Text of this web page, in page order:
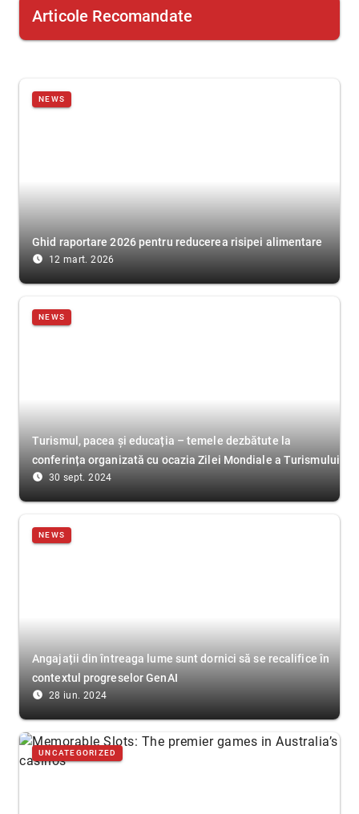
Articole Recomandate
NEWS
Ghid raportare 2026 pentru reducerea risipei alimentare
access_time_filled 12 mart. 2026
NEWS
Turismul, pacea și educația – temele dezbătute la
conferința organizată cu ocazia Zilei Mondiale a Turismului
access_time_filled 30 sept. 2024
NEWS
Angajații din întreaga lume sunt dornici să se recalifice în
contextul progreselor GenAI
access_time_filled 28 iun. 2024
UNCATEGORIZED